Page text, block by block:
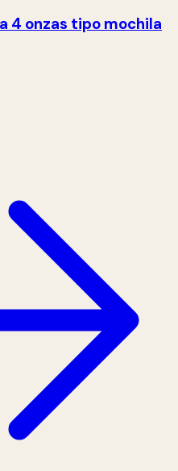
4 onzas tipo mochila